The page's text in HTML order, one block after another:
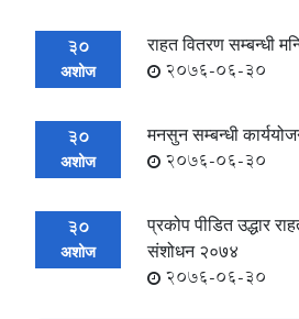
30
अशोज
राहत वितरण सम्बन्धी
2076-06-30
30
अशोज
मनसुन सम्बन्धी
2076-06-30
30
अशोज
प्रकोप पीडित उद्धार
संशोधन २०७४
2076-06-30